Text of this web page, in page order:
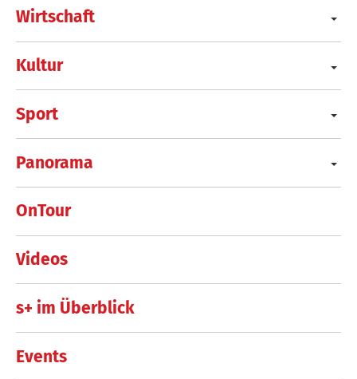
Wirtschaft
Kultur
Sport
Panorama
OnTour
Videos
s+ im Überblick
Events